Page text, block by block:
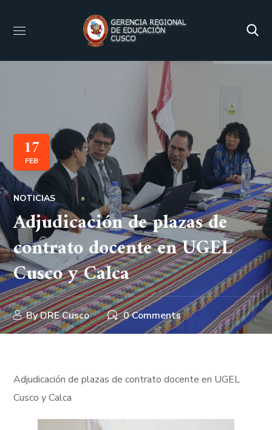
17
FEB
NOTICIAS
Adjudicación de plazas de
contrato docente en UGEL
Cusco y Calca
ByDRE Cusco 0 Comments
Adjudicación de plazas de contrato docente en UGEL
Cusco y Calca